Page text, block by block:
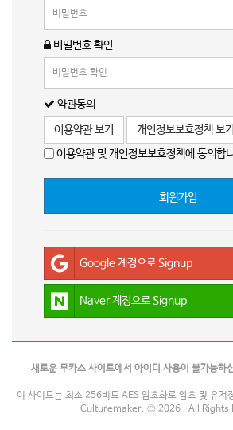
비밀번호 확인
약관동의
이용약관 보기
개인정보보호정책 보기
이용약관 및 개인정보보호정책에 동의합
회원가입
Google 계정으로 Signup
Naver 계정으로 Signup
새로운 무카스 사이트에서 아이디 사용이 불가능하
이 사이트는 최소 256비트 AES 암호화로 암호 및 유저
Culturemaker. © 2026 . All Rights